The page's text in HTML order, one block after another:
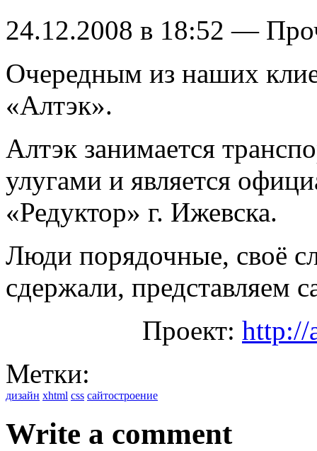
24.12.2008 в 18:52 —
Очередным из наших
«Алтэк».
Алтэк занимается
улугами и является
«Редуктор» г. Ижевска.
Люди порядочные, своё
сдержали, представляем
Проект:
Метки:
дизайн xhtml css сайтостроение
Write a comment